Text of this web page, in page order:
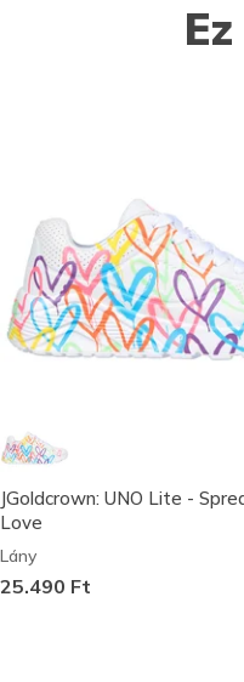
JGoldcrown: UNO Lite -
Love
Lány
25.490 Ft